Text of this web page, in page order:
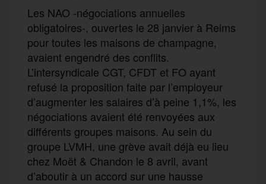
Les NAO -négociations annuelles
obligatoires-, ouvertes le 28 janvier à Reims
pour toutes les maisons de champagne,
avaient engendré des conflits.
L’intersyndicale CGT, CFDT et FO ayant
refusé la proposition faite par l’employeur
d’augmenter les salaires d’à peine 1,1%, les
négociations avaient été renvoyées aux
différents groupes maisons. Au sein du
groupe LVMH, une grève avait déjà eu lieu
chez Moët & Chandon le 8 avril, avant
d’aboutir à un accord sur une hausse